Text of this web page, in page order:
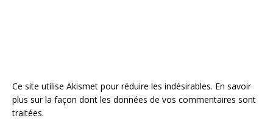
Ce site utilise Akismet pour réduire les indésirables. En savoir
plus sur la façon dont les données de vos commentaires sont
traitées.